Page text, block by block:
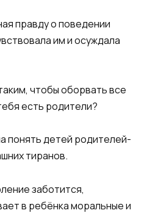
правду о поведении
им и осуждала
чтобы оборвать все
есть родители?
понять детей родителей-
тиранов.
заботится,
в ребёнка моральные и